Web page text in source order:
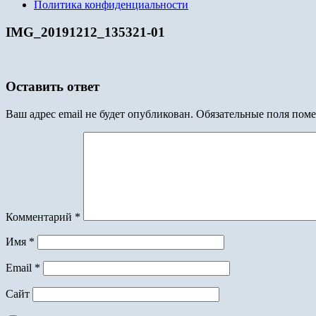
Политика конфиденциальности
IMG_20191212_135321-01
Оставить ответ
Ваш адрес email не будет опубликован. Обязательные поля
Комментарий *
Имя *
Email *
Сайт